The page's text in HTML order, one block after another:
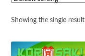
Showing the single result